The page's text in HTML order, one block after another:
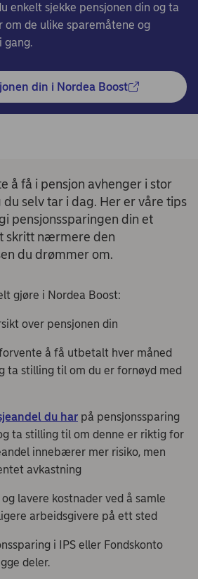
enkelt sjekke pensjonen din og ta
om de ulike sparemåtene og
gang.
din i Nordea Boost
å få i pensjon avhenger i stor
selv tar i dag. Her er våre tips
pensjonssparingen din et
skritt nærmere den
du drømmer om.
gjøre i Nordea Boost:
over pensjonen din
å få utbetalt hver måned
ta stilling til om du er fornøyd med
du har på pensjonssparing
ta stilling til om denne er riktig for
innebærer mer risiko, men
avkastning
lavere kostnader ved å samle
arbeidsgivere på ett sted
i IPS eller Fondskonto
deler.